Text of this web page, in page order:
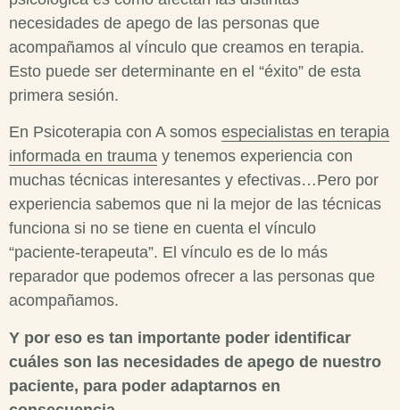
necesidades de apego de las personas que
acompañamos al vínculo que creamos en terapia.
Esto puede ser determinante en el “éxito” de esta
primera sesión.
En Psicoterapia con A somos especialistas en terapia
informada en trauma y tenemos experiencia con
muchas técnicas interesantes y efectivas…Pero por
experiencia sabemos que ni la mejor de las técnicas
funciona si no se tiene en cuenta el vínculo
“paciente-terapeuta”. El vínculo es de lo más
reparador que podemos ofrecer a las personas que
acompañamos.
Y por eso es tan importante poder identificar
cuáles son las necesidades de apego de nuestro
paciente, para poder adaptarnos en